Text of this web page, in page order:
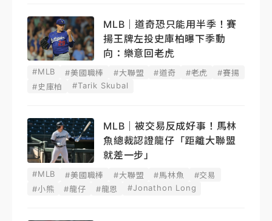
MLB｜道奇恐只能用半季！賽
揚王牌左投史庫柏曝下季動
向：樂意回老虎
#MLB #美國職棒 #大聯盟 #道奇 #老虎
#賽揚
#史庫柏
#Tarik Skubal
MLB｜被交易反成好事！馬林
魚總裁認證龍仔「距離大聯盟
就差一步」
#MLB #美國職棒 #大聯盟 #馬林魚
#交易
#小熊
#龍仔 #龍恩 #Jonathon Long